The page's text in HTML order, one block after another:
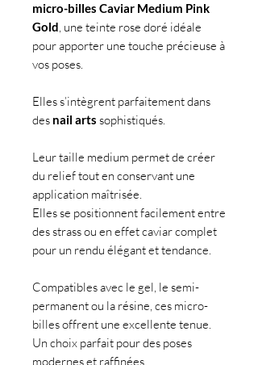
micro-billes Caviar Medium Pink
Gold, une teinte rose doré idéale
pour apporter une touche précieuse à
vos poses.
Elles s’intègrent parfaitement dans
des nail arts sophistiqués.
Leur taille medium permet de créer
du relief tout en conservant une
application maîtrisée.
Elles se positionnent facilement entre
des strass ou en effet caviar complet
pour un rendu élégant et tendance.
Compatibles avec le gel, le semi-
permanent ou la résine, ces micro-
billes offrent une excellente tenue.
Un choix parfait pour des poses
modernes et raffinées.